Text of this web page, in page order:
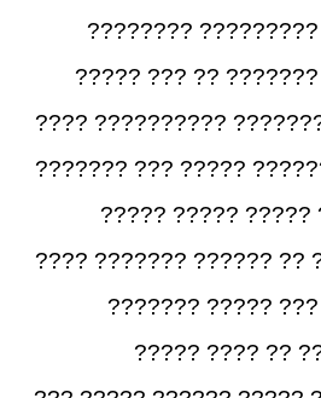
????? ?? ??????
????? ??? ?????
??????. ??? ??? ???????
?? ????? ????? ??????
??????? ???????
??????? ???? ??? ??
????? ??? ?????
???????? ???